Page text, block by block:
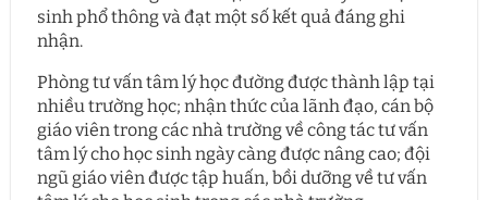
sinh phổ thông và đạt một số kết quả đáng ghi
nhận.
Phòng tư vấn tâm lý học đường được thành lập tại
nhiều trường học; nhận thức của lãnh đạo, cán bộ
giáo viên trong các nhà trường về công tác tư vấn
tâm lý cho học sinh ngày càng được nâng cao; đội
ngũ giáo viên được tập huấn, bồi dưỡng về tư vấn